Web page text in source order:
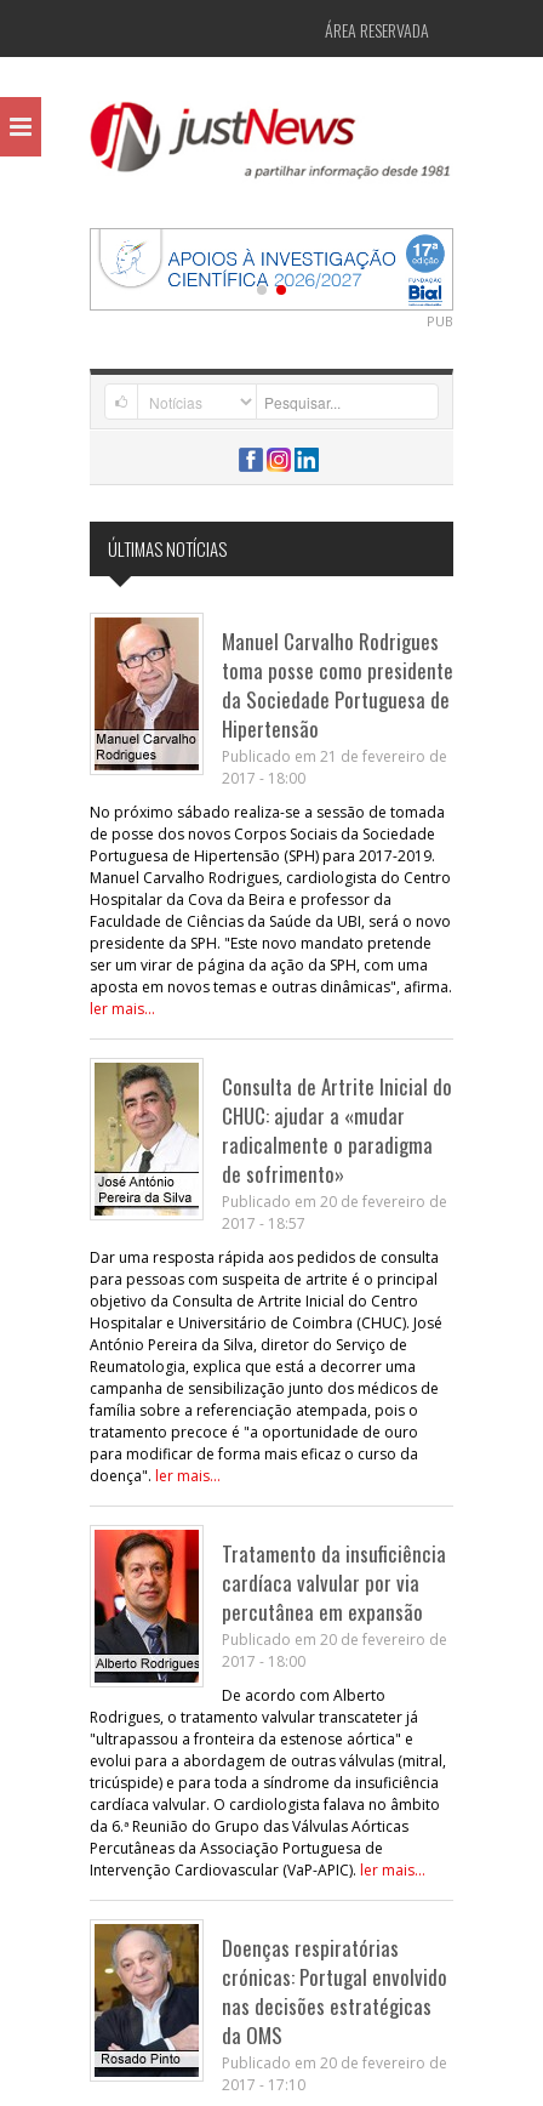
ÁREA RESERVADA
PUB
ÚLTIMAS NOTÍCIAS
Manuel Carvalho Rodrigues
toma posse como presidente
da Sociedade Portuguesa de
Hipertensão
Publicado em 21 de fevereiro de
2017 - 18:00
No próximo sábado realiza-se a sessão de tomada
de posse dos novos Corpos Sociais da Sociedade
Portuguesa de Hipertensão (SPH) para 2017-2019.
Manuel Carvalho Rodrigues, cardiologista do Centro
Hospitalar da Cova da Beira e professor da
Faculdade de Ciências da Saúde da UBI, será o novo
presidente da SPH. "Este novo mandato pretende
ser um virar de página da ação da SPH, com uma
aposta em novos temas e outras dinâmicas", afirma.
ler mais...
Consulta de Artrite Inicial do
CHUC: ajudar a «mudar
radicalmente o paradigma
de sofrimento»
Publicado em 20 de fevereiro de
2017 - 18:57
Dar uma resposta rápida aos pedidos de consulta
para pessoas com suspeita de artrite é o principal
objetivo da Consulta de Artrite Inicial do Centro
Hospitalar e Universitário de Coimbra (CHUC). José
António Pereira da Silva, diretor do Serviço de
Reumatologia, explica que está a decorrer uma
campanha de sensibilização junto dos médicos de
família sobre a referenciação atempada, pois o
tratamento precoce é "a oportunidade de ouro
para modificar de forma mais eficaz o curso da
doença". ler mais...
Tratamento da insuficiência
cardíaca valvular por via
percutânea em expansão
Publicado em 20 de fevereiro de
2017 - 18:00
De acordo com Alberto
Rodrigues, o tratamento valvular transcateter já
"ultrapassou a fronteira da estenose aórtica" e
evolui para a abordagem de outras válvulas (mitral,
tricúspide) e para toda a síndrome da insuficiência
cardíaca valvular. O cardiologista falava no âmbito
da 6.ª Reunião do Grupo das Válvulas Aórticas
Percutâneas da Associação Portuguesa de
Intervenção Cardiovascular (VaP-APIC). ler mais...
Doenças respiratórias
crónicas: Portugal envolvido
nas decisões estratégicas
da OMS
Publicado em 20 de fevereiro de
2017 - 17:10